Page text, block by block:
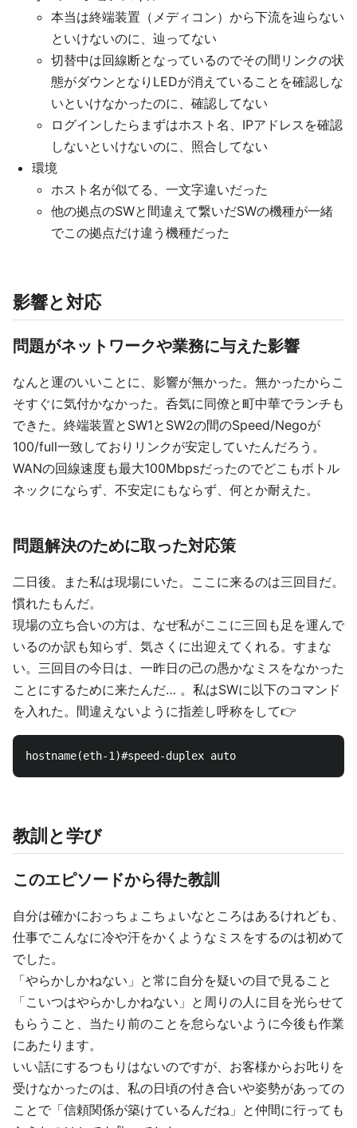
本当は終端装置（メディコン）から下流を辿らない
といけないのに、辿ってない
切替中は回線断となっているのでその間リンクの状
態がダウンとなりLEDが消えていることを確認しな
いといけなかったのに、確認してない
ログインしたらまずはホスト名、IPアドレスを確認
しないといけないのに、照合してない
環境
ホスト名が似てる、一文字違いだった
他の拠点のSWと間違えて繋いだSWの機種が一緒
でこの拠点だけ違う機種だった
影響と対応
問題がネットワークや業務に与えた影響
なんと運のいいことに、影響が無かった。無かったからこ
そすぐに気付かなかった。呑気に同僚と町中華でランチも
できた。終端装置とSW1とSW2の間のSpeed/Negoが
100/full一致しておりリンクが安定していたんだろう。
WANの回線速度も最大100Mbpsだったのでどこもボトル
ネックにならず、不安定にもならず、何とか耐えた。
問題解決のために取った対応策
二日後。また私は現場にいた。ここに来るのは三回目だ。
慣れたもんだ。
現場の立ち合いの方は、なぜ私がここに三回も足を運んで
いるのか訳も知らず、気さくに出迎えてくれる。すまな
い。三回目の今日は、一昨日の己の愚かなミスをなかった
ことにするために来たんだ… 。私はSWに以下のコマンド
を入れた。間違えないように指差し呼称をして👉
教訓と学び
このエピソードから得た教訓
自分は確かにおっちょこちょいなところはあるけれども、
仕事でこんなに冷や汗をかくようなミスをするのは初めて
でした。
「やらかしかねない」と常に自分を疑いの目で見ること
「こいつはやらかしかねない」と周りの人に目を光らせて
もらうこと、当たり前のことを怠らないように今後も作業
にあたります。
いい話にするつもりはないのですが、お客様からお𠮟りを
受けなかったのは、私の日頃の付き合いや姿勢があっての
ことで「信頼関係が築けているんだね」と仲間に行っても